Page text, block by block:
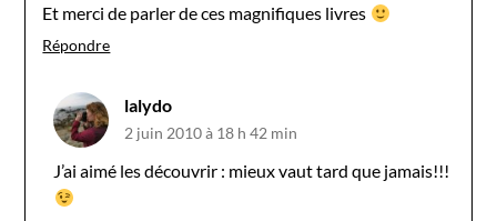
Et merci de parler de ces magnifiques livres
Répondre
lalydo
2 juin 2010 à 18 h 42 min
J’ai aimé les découvrir : mieux vaut tard que jamais!!!